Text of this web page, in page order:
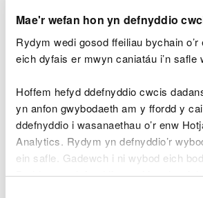
Mae'r wefan hon yn defnyddio
Rydym wedi gosod ffeiliau bychain
eich dyfais er mwyn caniatáu i’n safle
Hoffem hefyd ddefnyddio cwcis
yn anfon gwybodaeth am y ffordd y
ddefnyddio i wasanaethau o’r enw
Analytics. Rydym yn defnyddio’r
ein safle. Gadewch i ni wybod eich
Byddwn yn defnyddio cwci i gadw
Chyngor Sir Ynys Môn fod yn
y pentref a Gwarchodfa Natur
Choedwig Niwbwrch a reolir gan
Dywedodd Justin Hanson,
Lleoedd Gogledd-orllewin Cymru
“Rydym yn falch o fod yn
digwyddiad hwn. Mae'r
partneriaeth blaengar yn y